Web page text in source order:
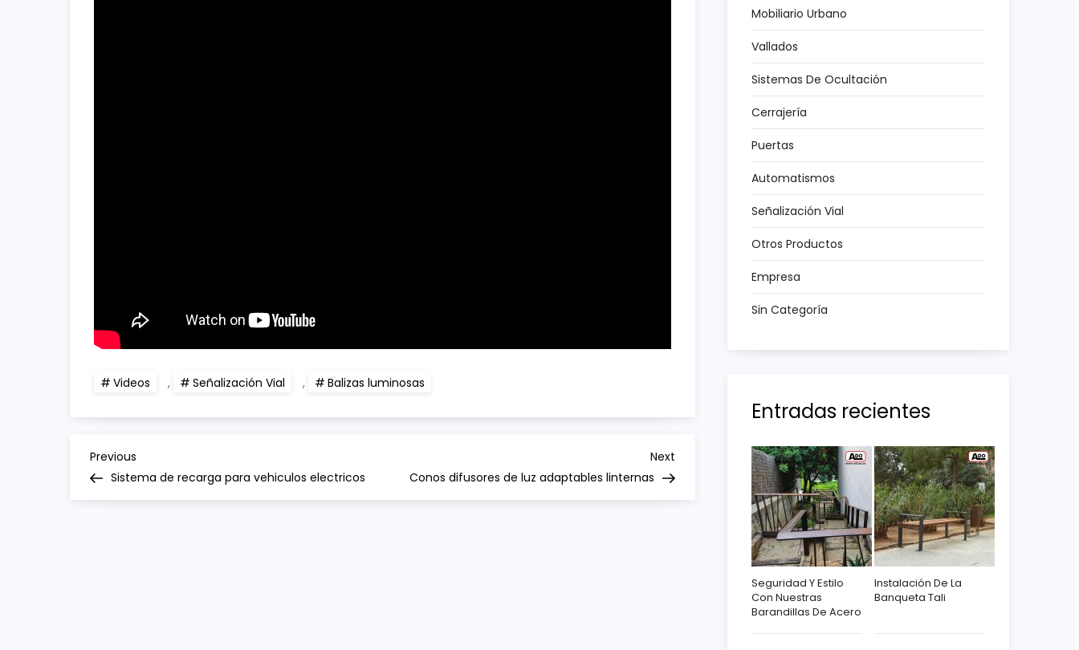
Videos , Señalización Vial , Balizas luminosas
N
a
Previous
Post
Previous
Sistema de recarga para vehiculos electricos
Post
Next
Conos difusores de luz adaptables linternas
Mobiliario Urbano
Vallados
Sistemas De Ocultación
Cerrajería
Puertas
Automatismos
Señalización Vial
Otros Productos
Empresa
Sin Categoría
Entradas recientes
Seguridad Y Estilo
Con Nuestras
Barandillas De Acero
Instalación De La
Banqueta Tali